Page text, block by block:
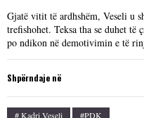
Gjatë vitit të ardhshëm, Veseli u
trefishohet. Teksa tha se duhet
po ndikon në demotivimin e të
Shpërndaje në
# Kadri Veseli #PDK